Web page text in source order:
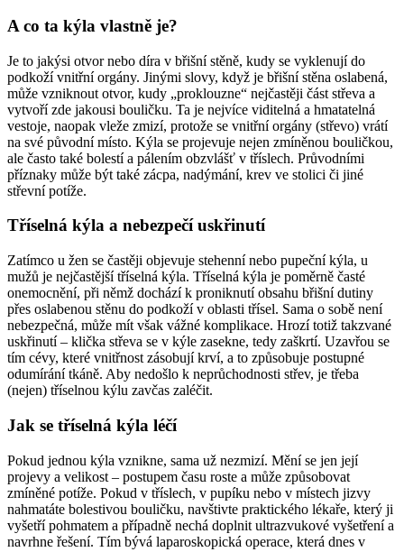
A co ta kýla vlastně je?
Je to jakýsi otvor nebo díra v břišní stěně, kudy se vyklenují do
podkoží vnitřní orgány. Jinými slovy, když je břišní stěna oslabená,
může vzniknout otvor, kudy „proklouzne“ nejčastěji část střeva a
vytvoří zde jakousi bouličku. Ta je nejvíce viditelná a hmatatelná
vestoje, naopak vleže zmizí, protože se vnitřní orgány (střevo) vrátí
na své původní místo. Kýla se projevuje nejen zmíněnou bouličkou,
ale často také bolestí a pálením obzvlášť v tříslech. Průvodními
příznaky může být také zácpa, nadýmání, krev ve stolici či jiné
střevní potíže.
Tříselná kýla a nebezpečí uskřinutí
Zatímco u žen se častěji objevuje stehenní nebo pupeční kýla, u
mužů je nejčastější tříselná kýla. Tříselná kýla je poměrně časté
onemocnění, při němž dochází k proniknutí obsahu břišní dutiny
přes oslabenou stěnu do podkoží v oblasti třísel. Sama o sobě není
nebezpečná, může mít však vážné komplikace. Hrozí totiž takzvané
uskřinutí – klička střeva se v kýle zasekne, tedy zaškrtí. Uzavřou se
tím cévy, které vnitřnost zásobují krví, a to způsobuje postupné
odumírání tkáně. Aby nedošlo k neprůchodnosti střev, je třeba
(nejen) tříselnou kýlu zavčas zaléčit.
Jak se tříselná kýla léčí
Pokud jednou kýla vznikne, sama už nezmizí. Mění se jen její
projevy a velikost – postupem času roste a může způsobovat
zmíněné potíže. Pokud v tříslech, v pupíku nebo v místech jizvy
nahmatáte bolestivou bouličku, navštivte praktického lékaře, který ji
vyšetří pohmatem a případně nechá doplnit ultrazvukové vyšetření a
navrhne řešení. Tím bývá laparoskopická operace, která dnes v